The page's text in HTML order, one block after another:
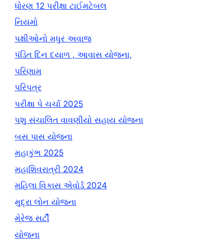
ધોરણ 12 પરીક્ષા ટાઈમટેબલ
નિયમો
પક્ષીઓનો મધુર અવાજ
પંડિત દિન દયાળ , આવાસ યોજના,
પરિણામ
પરિપત્ર
પરીક્ષા પે ચર્ચા 2025
પશુ સંચાલિત વાવણીયો સહાય યોજના
બસ પાસ યોજના
મહાકુંભ 2025
મહાશિવરાત્રી 2024
મહિલા વિકાસ એવોર્ડ 2024
મુદ્રા લોન યોજના
મેરેજ સર્ટી
યોજના